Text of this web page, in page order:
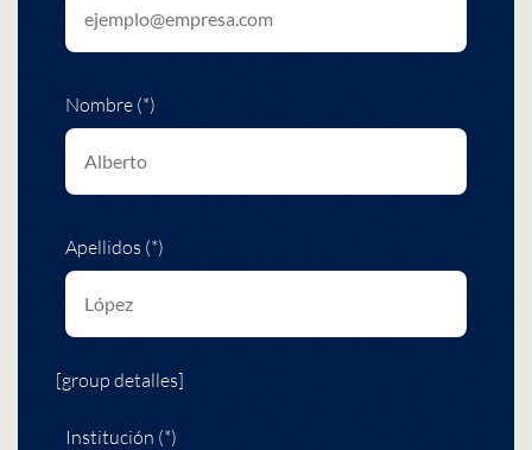
Nombre (*)
Apellidos (*)
[group detalles]
Institución (*)